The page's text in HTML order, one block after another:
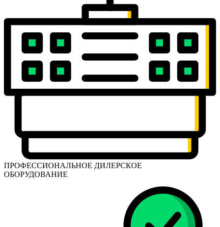
ПРОФЕССИОНАЛЬНОЕ ДИЛЕРСКОЕ
ОБОРУДОВАНИЕ